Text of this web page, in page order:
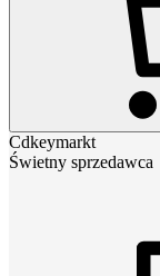
Cdkeymarkt
Świetny sprzedawca